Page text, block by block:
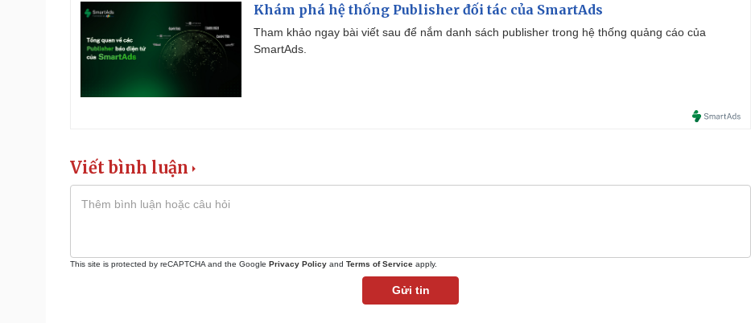
Khám phá hệ thống Publisher đối tác của SmartAds
Tham khảo ngay bài viết sau để nắm danh sách publisher trong hệ thống quảng cáo của
SmartAds.
Viết bình luận
This site is protected by reCAPTCHA and the Google Privacy Policy and Terms of Service apply.
Gửi tin